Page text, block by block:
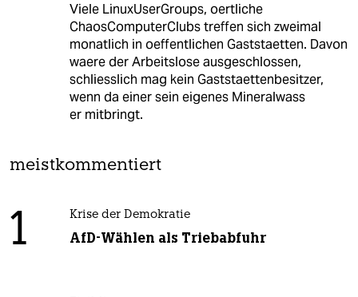
Viele LinuxUserGroups, oertliche
ChaosComputerClubs treffen sich zweimal
monatlich in oeffentlichen Gaststaetten. Davon
waere der Arbeitslose ausgeschlossen,
schliesslich mag kein Gaststaettenbesitzer,
wenn da einer sein eigenes Mineralwass
er mitbringt.
meistkommentiert
1 Krise der Demokratie
AfD-Wählen als Triebabfuhr